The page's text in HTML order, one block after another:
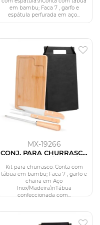
em bambu; Faca 7 , garfo e
espátula perfurada em aço...
MX-19266
CONJ. PARA CHURRASCO
EM BAMBU / INOX /
MADEIRA - 4 PÇS
Kit para churrasco. Conta com
tábua em bambu; Faca 7 , garfo e
chaira em Aço
Inox/Madeira.\nTábua
confeccionada com...